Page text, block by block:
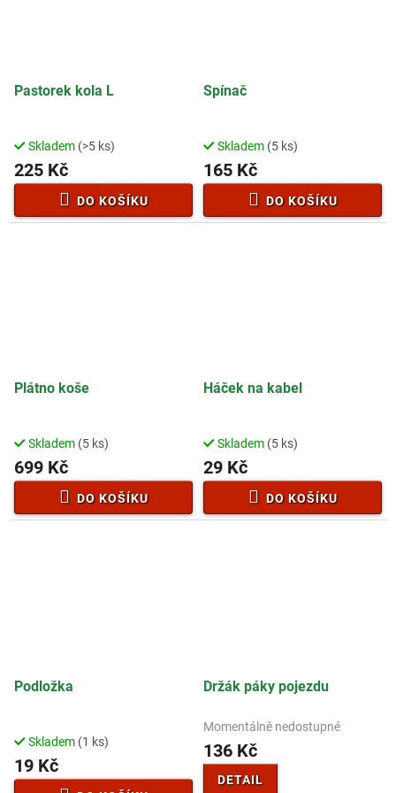
Pastorek kola L
Skladem (>5 ks)
225 Kč
DO KOŠÍKU
Spínač
Skladem (5 ks)
165 Kč
DO KOŠÍKU
Plátno koše
Skladem (5 ks)
699 Kč
DO KOŠÍKU
Háček na kabel
Skladem (5 ks)
29 Kč
DO KOŠÍKU
Podložka
Skladem (1 ks)
19 Kč
Držák páky pojezdu
Průměrné
hodnocení
produktu
Momentálně nedostupné
136 Kč
DETAIL